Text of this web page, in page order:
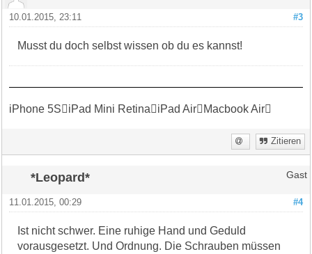
#3
10.01.2015, 23:11
Musst du doch selbst wissen ob du es kannst!
iPhone 5SiPad Mini RetinaiPad AirMacbook Air
Zitieren
*Leopard* Gast
#4
11.01.2015, 00:29
Ist nicht schwer. Eine ruhige Hand und Geduld
vorausgesetzt. Und Ordnung. Die Schrauben müssen